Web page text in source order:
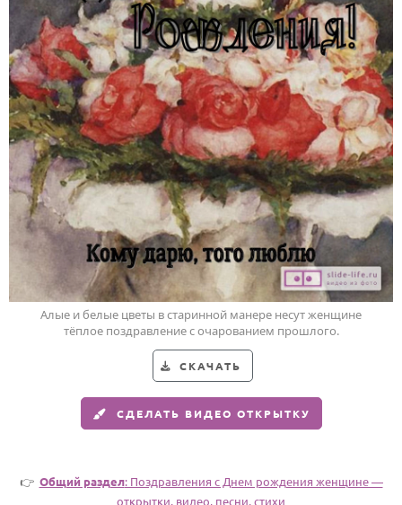
ПРАЗДНИКИ
С Днем рождения
Юбилей
Свадьба
Годовщина свадьбы
Календарь праздников
КОМУ
Женщине
Мужчине
Маме
Папе
По именам
Алые и белые цветы в старинной манере несут женщине
тёплое поздравление с очарованием прошлого.
СКАЧАТЬ
СДЕЛАТЬ ВИДЕО ОТКРЫТКУ
👉 Общий раздел: Поздравления с Днем рождения женщине —
открытки, видео, песни, стихи